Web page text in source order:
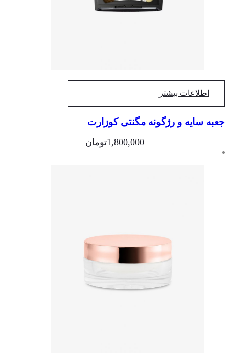
اطلاعات بیشتر
سایه و رژگونه مگنتی کوزارت
1,800,000تومان